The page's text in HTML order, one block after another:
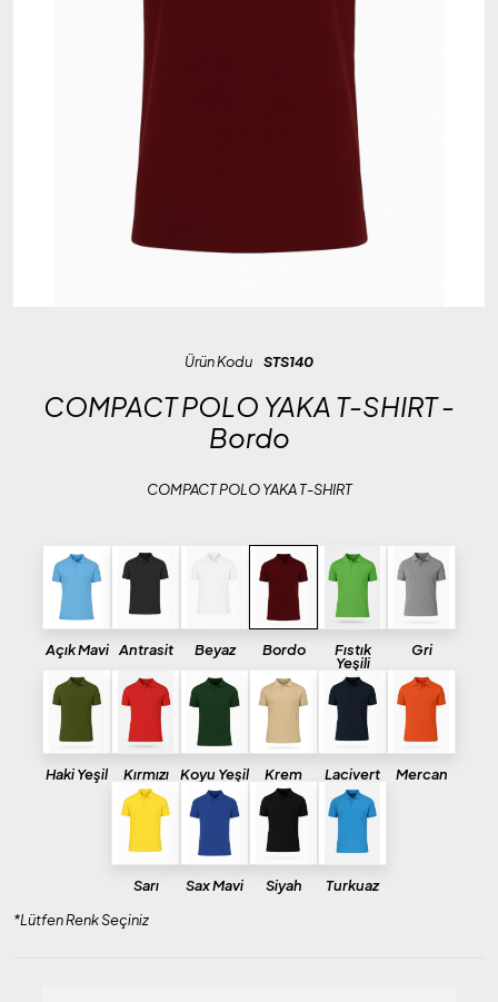
Ürün Kodu STS140
COMPACT POLO YAKA T-SHIRT -
Bordo
COMPACT POLO YAKA T-SHIRT
Açık Mavi Antrasit Beyaz Bordo Fıstık
Yeşili
Gri
Haki Yeşil Kırmızı Koyu Yeşil Krem Lacivert Mercan
Sarı Sax Mavi Siyah
Turkuaz
*Lütfen Renk Seçiniz